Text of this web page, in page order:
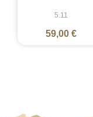
5.11
59,00 €